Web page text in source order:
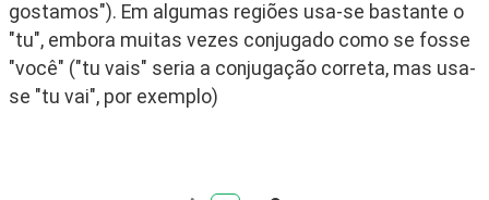
gostamos"). Em algumas regiões usa-se bastante o
"tu", embora muitas vezes conjugado como se fosse
"você" ("tu vais" seria a conjugação correta, mas usa-
se "tu vai", por exemplo)